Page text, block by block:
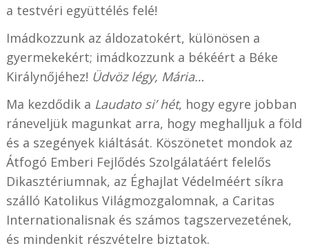
a testvéri együttélés felé!
Imádkozzunk az áldozatokért, különösen a
gyermekekért; imádkozzunk a békéért a Béke
Királynőjéhez! Üdvöz légy, Mária…
Ma kezdődik a Laudato si’ hét, hogy egyre jobban
ráneveljük magunkat arra, hogy meghalljuk a föld
és a szegények kiáltását. Köszönetet mondok az
Átfogó Emberi Fejlődés Szolgálatáért felelős
Dikasztériumnak, az Éghajlat Védelméért síkra
szálló Katolikus Világmozgalomnak, a Caritas
Internationalisnak és számos tagszervezetének,
és mindenkit részvételre biztatok.